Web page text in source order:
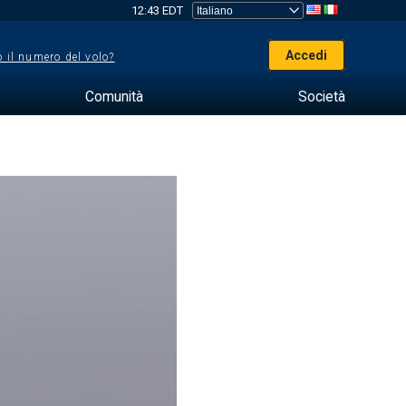
12:43 EDT
il numero del volo? Accedi
Comunità Società